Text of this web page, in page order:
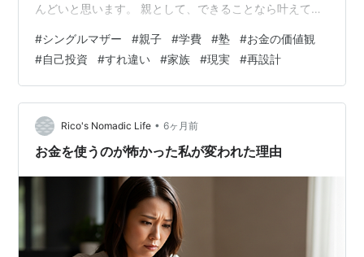
んどいと思います。 親として、できることなら叶えてあ
らない。 だからその方は、先を見て考えたんですよね。
この先の大学の学費も必要になる。 息子さんのために、
今のままじゃ厳しい。 だったら、ビジネスのスクールで
学んで収入を増やせるようになろう。 そう決めて動こう
としていた。 そして、その費用をローンで考えていた。
ここまで、私はすごく分か…
#シングルマザー #親子 #学費 #塾 #お金の価値観
#自己投資 #すれ違い #家族 #現実 #再設計
Rico's Nomadic Life • 6ヶ月前
お金を使うのが怖かった私が変われた理由